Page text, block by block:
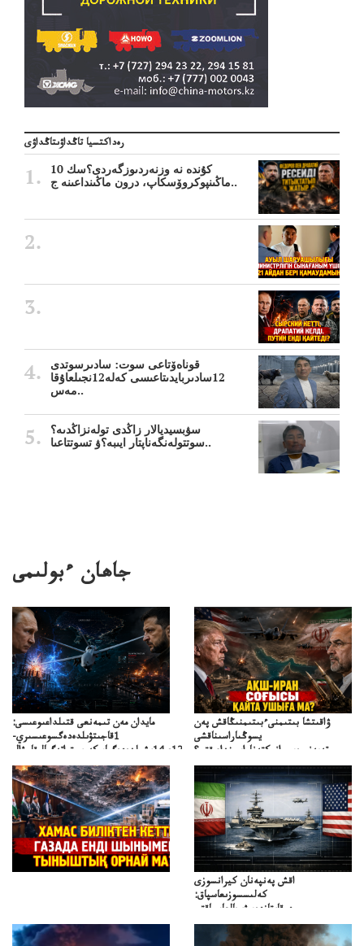
رەداكتسيا تاڭداۋىتاڭداۋى
10 كۇندە نە وزنەردىوزگەردى؟سك
ماڭىنپوكروۆسكاپ، درون ماڭىنداعىنە ج..
قوناەۆتاعى سوت: سادىرسوتدى
12سادىربايدىتاعىسى كەلە12نجىلعاۇقا
مەس..
سۋبسيديالار زاڭدى تولەنزاڭدىە؟
سوتتولەنگەناپتار ايىبە؟ۋ تسوتتاعىا..
جاھان ءبولىمى
مايدان مەن تىمەنعى قتىلداعىوعىسى:
1قاجىتۋىلدەدەگسوعىسىري-
سترات12ي14ىشىلدەدەگىاسكەريستراتەگيالىقاحۋال
ۋاقىتشا بىتىمنىءبىتىمنىڭاقش پەن
يسوڭىاراسىناقشى
تەپەنىرەسيرانىكتەناراسىنداعىقتى؟
تەكەتىرەسنەلىكتەنقايتاۋشىقتى؟
اقش پەنپەنان كيرانسوزى
كەلىسسوزىعاسپاق:
دوقايتازدەسۋىجالعاسپاقتى
باسەڭدەتدوحا؟
كەزدەسۋىشيەلەنىستىباسەڭدەتەمە؟